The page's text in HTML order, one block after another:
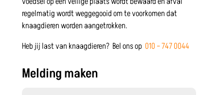
regelmatig wordt weggegooid om te voorkomen dat
knaagdieren worden aangetrokken.
Heb jij last van knaagdieren? Bel ons op 010 – 747 0044
Melding maken